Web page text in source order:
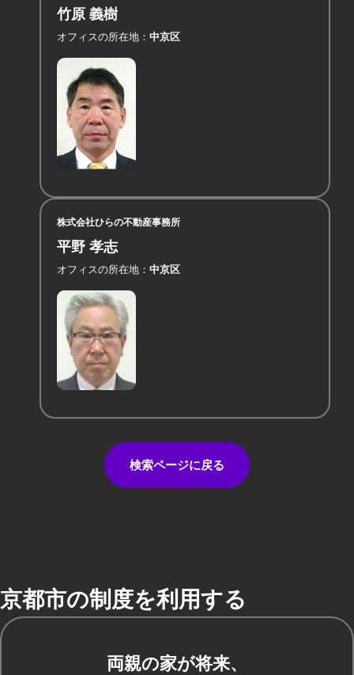
竹原 義樹
オフィスの所在地 中京区
株式会社ひらの不動産事務所
平野 孝志
オフィスの所在地 中京区
検索ページに戻る
京都市の制度を利用する
両親の家が将来、